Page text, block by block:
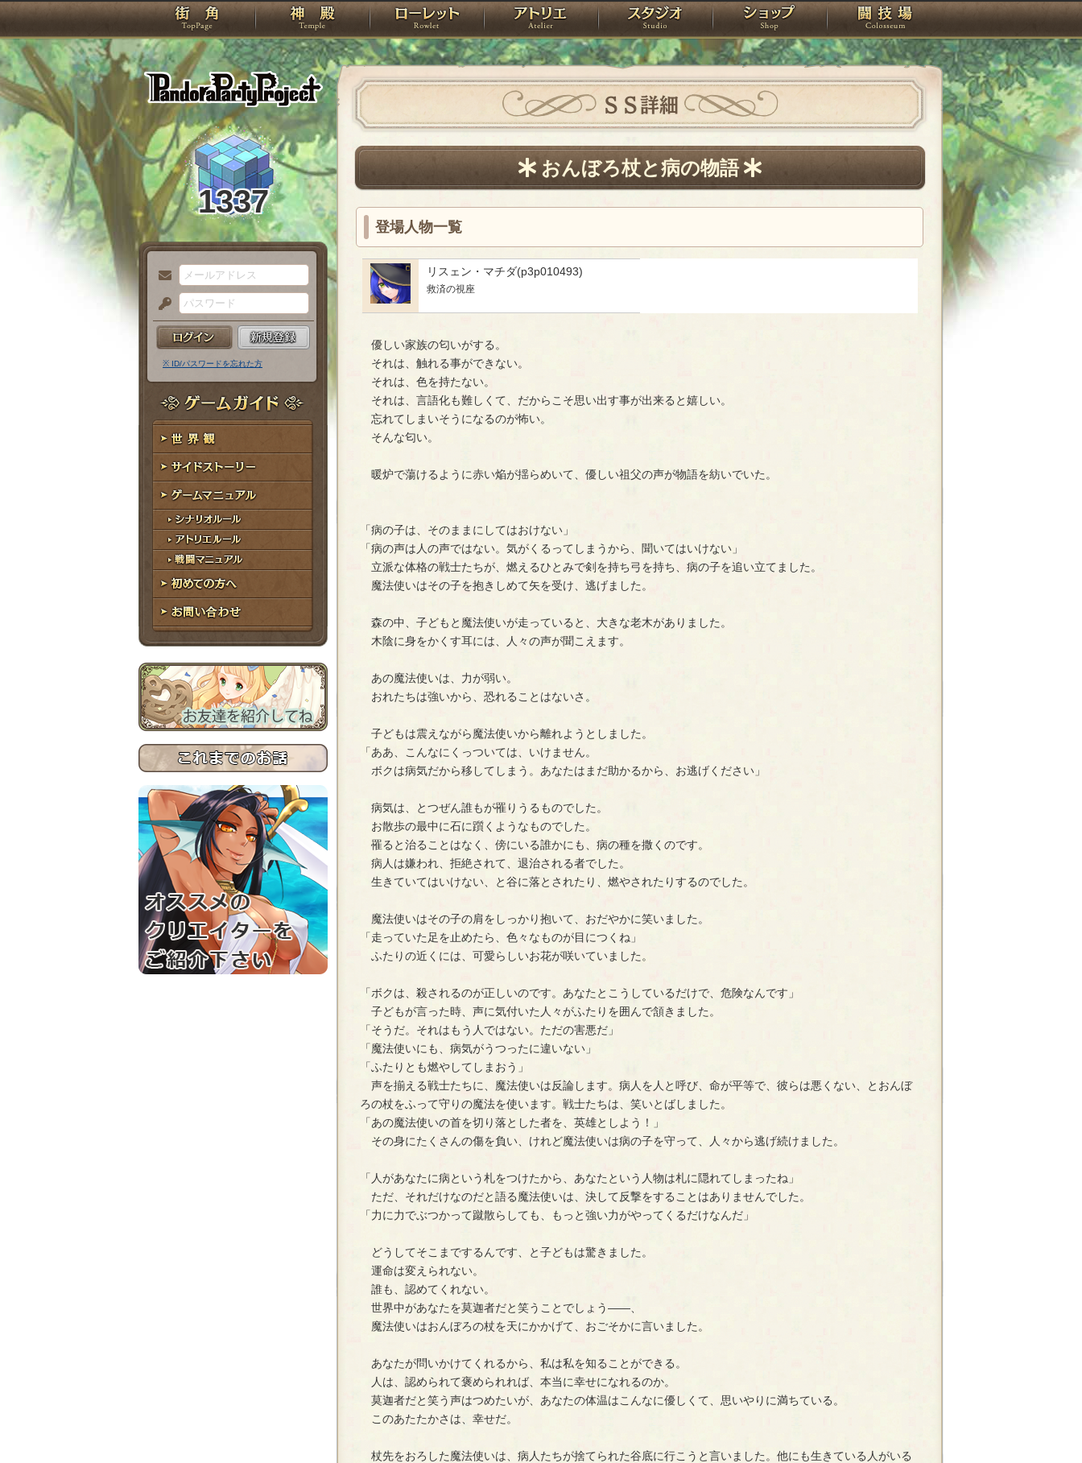
PandoraPartyProject
TOP 神殿 ローレット アトリエ スタジオ ショップ 闘技場
1337
メ
ー
ル
ア
ド
レ
ス
パ
ス
ー
ド
※ ID/パスワードを忘れた方
ゲームガイド
世界観
サイドストーリー
ゲームマニュアル
シナリオルール
アトリエルール
戦闘マニュアル
初めての方へ
お問い合わせ
ＳＳ詳細
おんぼろ杖と病の物語
登場人物一覧
リスェン・マチダ(p3p010493)
救済の視座
優しい家族の匂いがする。
それは、触れる事ができない。
それは、色を持たない。
それは、言語化も難しくて、だからこそ思い出す事が出来ると嬉しい。
忘れてしまいそうになるのが怖い。
そんな匂い。
暖炉で蕩けるように赤い焔が揺らめいて、優しい祖父の声が物語を紡いでいた。
「病の子は、そのままにしてはおけない」
「病の声は人の声ではない。気がくるってしまうから、聞いてはいけない」
立派な体格の戦士たちが、燃えるひとみで剣を持ち弓を持ち、病の子を追い立てました。
魔法使いはその子を抱きしめて矢を受け、逃げました。
森の中、子どもと魔法使いが走っていると、大きな老木がありました。
木陰に身をかくす耳には、人々の声が聞こえます。
あの魔法使いは、力が弱い。
おれたちは強いから、恐れることはないさ。
子どもは震えながら魔法使いから離れようとしました。
「ああ、こんなにくっついては、いけません。
ボクは病気だから移してしまう。あなたはまだ助かるから、お逃げください」
病気は、とつぜん誰もが罹りうるものでした。
お散歩の最中に石に躓くようなものでした。
罹ると治ることはなく、傍にいる誰かにも、病の種を撒くのです。
病人は嫌われ、拒絶されて、退治される者でした。
生きていてはいけない、と谷に落とされたり、燃やされたりするのでした。
魔法使いはその子の肩をしっかり抱いて、おだやかに笑いました。
「走っていた足を止めたら、色々なものが目につくね」
ふたりの近くには、可愛らしいお花が咲いていました。
「ボクは、殺されるのが正しいのです。あなたとこうしているだけで、危険なんです」
子どもが言った時、声に気付いた人々がふたりを囲んで頷きました。
「そうだ。それはもう人ではない。ただの害悪だ」
「魔法使いにも、病気がうつったに違いない」
「ふたりとも燃やしてしまおう」
声を揃える戦士たちに、魔法使いは反論します。病人を人と呼び、命が平等で、彼らは悪くない、とおんぼ
ろの杖をふって守りの魔法を使います。戦士たちは、笑いとばしました。
「あの魔法使いの首を切り落とした者を、英雄としよう！」
その身にたくさんの傷を負い、けれど魔法使いは病の子を守って、人々から逃げ続けました。
「人があなたに病という札をつけたから、あなたという人物は札に隠れてしまったね」
ただ、それだけなのだと語る魔法使いは、決して反撃をすることはありませんでした。
「力に力でぶつかって蹴散らしても、もっと強い力がやってくるだけなんだ」
どうしてそこまでするんです、と子どもは驚きました。
運命は変えられない。
誰も、認めてくれない。
世界中があなたを莫迦者だと笑うことでしょう――、
魔法使いはおんぼろの杖を天にかかげて、おごそかに言いました。
あなたが問いかけてくれるから、私は私を知ることができる。
人は、認められて褒められれば、本当に幸せになれるのか。
莫迦者だと笑う声はつめたいが、あなたの体温はこんなに優しくて、思いやりに満ちている。
このあたたかさは、幸せだ。
杖先をおろした魔法使いは、病人たちが捨てられた谷底に行こうと言いました。他にも生きている人がいる